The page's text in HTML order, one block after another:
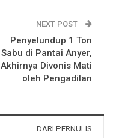
NEXT POST
Penyelundup 1 Ton
Sabu di Pantai Anyer,
Akhirnya Divonis Mati
oleh Pengadilan
DARI PERNULIS